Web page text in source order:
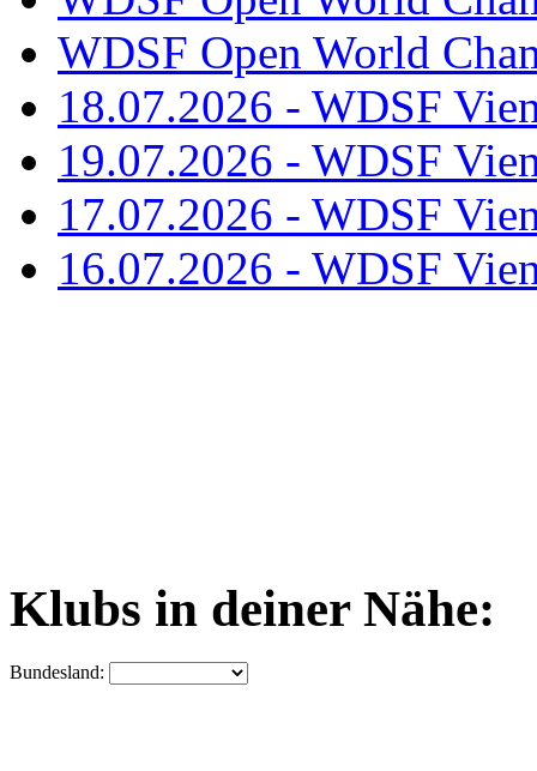
WDSF Open World
18.07.2026 - WDSF
19.07.2026 - WDSF
17.07.2026 - WDSF
16.07.2026 - WDSF
Klubs in deiner Nähe:
Bundesland: